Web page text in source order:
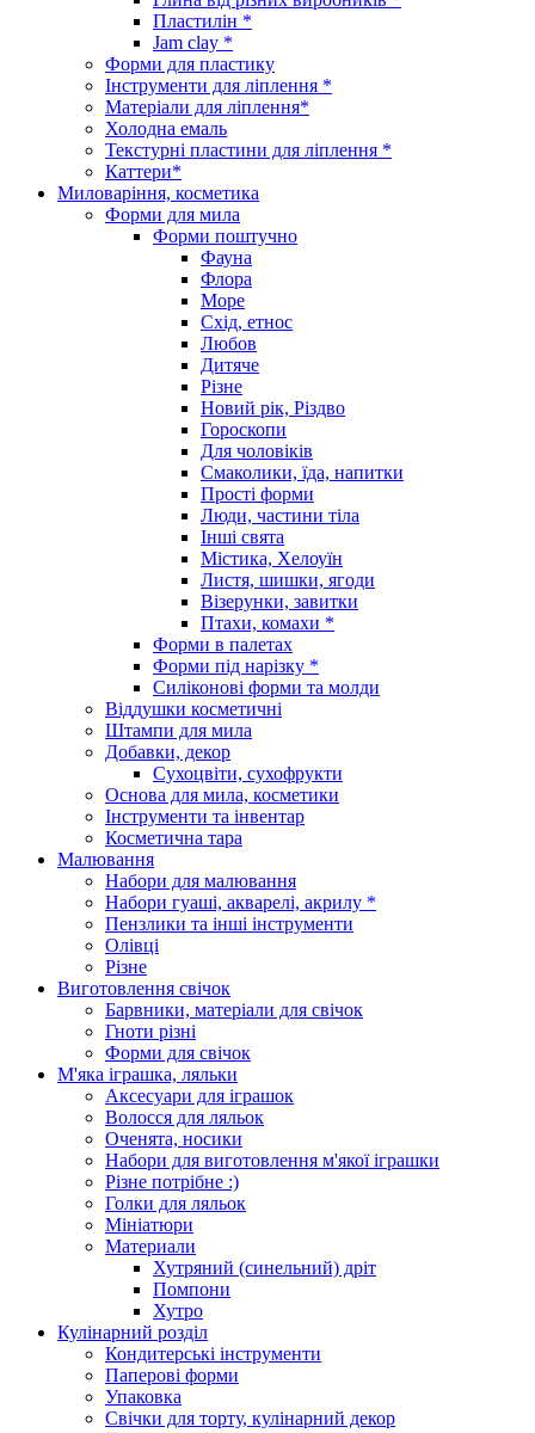
Пластилін *
Jam clay *
Форми для пластику
Інструменти для ліплення *
Матеріали для ліплення*
Холодна емаль
Текстурні пластини для ліплення *
Каттери*
Миловаріння, косметика
Форми для мила
Форми поштучно
Фауна
Флора
Море
Схід, етнос
Любов
Дитяче
Різне
Новий рік, Різдво
Гороскопи
Для чоловіків
Смаколики, їда, напитки
Прості форми
Люди, частини тіла
Інші свята
Містика, Хелоуїн
Листя, шишки, ягоди
Візерунки, завитки
Птахи, комахи *
Форми в палетах
Форми під нарізку *
Силіконові форми та молди
Віддушки косметичні
Штампи для мила
Добавки, декор
Сухоцвіти, сухофрукти
Основа для мила, косметики
Інструменти та інвентар
Косметична тара
Малювання
Набори для малювання
Набори гуаші, акварелі, акрилу *
Пензлики та інші інструменти
Олівці
Різне
Виготовлення свічок
Барвники, матеріали для свічок
Гноти різні
Форми для свічок
М'яка іграшка, ляльки
Аксесуари для іграшок
Волосся для ляльок
Оченята, носики
Набори для виготовлення м'якої іграшки
Різне потрібне :)
Голки для ляльок
Мініатюри
Материали
Хутряний (синельний) дріт
Помпони
Хутро
Кулінарний розділ
Кондитерські інструменти
Паперові форми
Упаковка
Свічки для торту, кулінарний декор